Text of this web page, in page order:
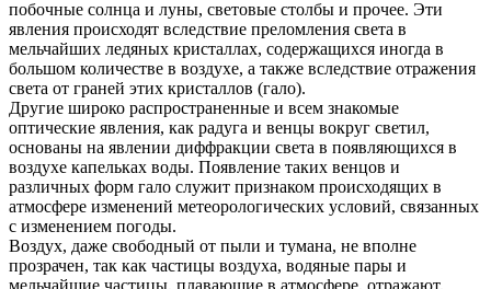
побочные солнца и луны, световые столбы и прочее. Эти
явления происходят вследствие преломления света в
мельчайших ледяных кристаллах, содержащихся иногда в
большом количестве в воздухе, а также вследствие отражения
света от граней этих кристаллов (гало).
Другие широко распространенные и всем знакомые
оптические явления, как радуга и венцы вокруг светил,
основаны на явлении диффракции света в появляющихся в
воздухе капельках воды. Появление таких венцов и
различных форм гало служит признаком происходящих в
атмосфере изменений метеорологических условий, связанных
с изменением погоды.
Воздух, даже свободный от пыли и тумана, не вполне
прозрачен, так как частицы воздуха, водяные пары и